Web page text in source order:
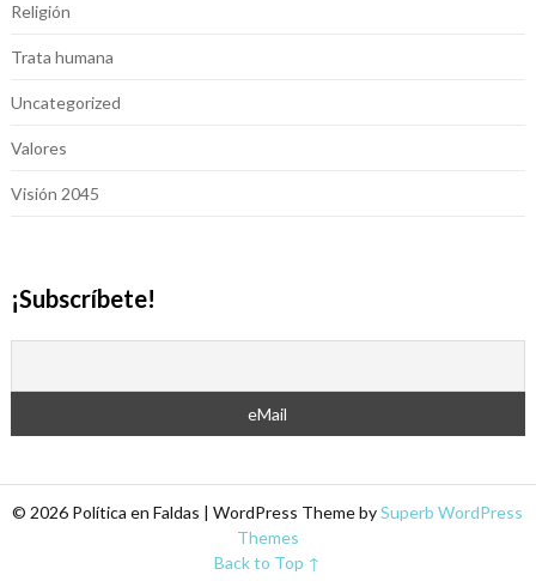
Religión
Trata humana
Uncategorized
Valores
Visión 2045
¡Subscríbete!
© 2026 Política en Faldas | WordPress Theme bySuperb WordPress
Themes
Back to Top ↑